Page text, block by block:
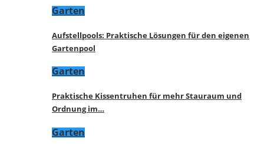
Garten
Aufstellpools: Praktische Lösungen für den eigenen
Gartenpool
Garten
Praktische Kissentruhen für mehr Stauraum und
Ordnung im…
Garten